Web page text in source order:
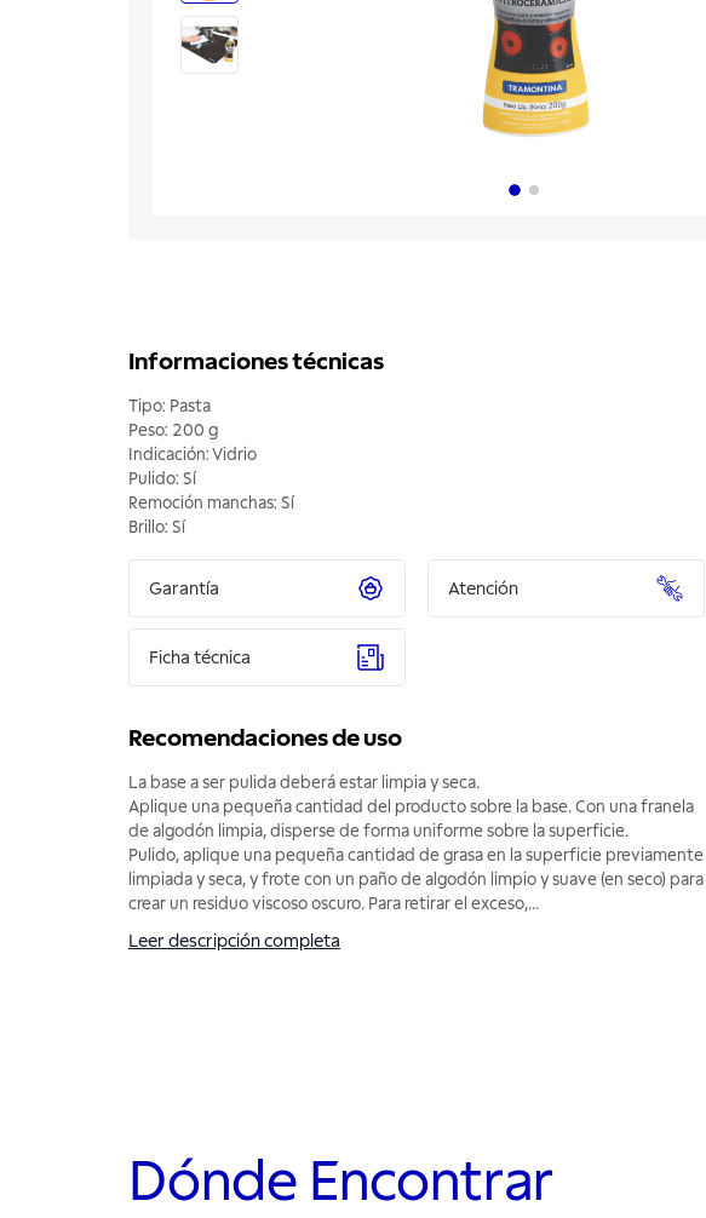
Informaciones técnicas
Tipo: Pasta
Peso: 200 g
Indicación: Vidrio
Pulido: Sí
Remoción manchas: Sí
Brillo: Sí
Garantía Atención
Ficha técnica
Recomendaciones de uso
La base a ser pulida deberá estar limpia y seca.
Aplique una pequeña cantidad del producto sobre la base. Con una franela
de algodón limpia, disperse de forma uniforme sobre la superficie.
Pulido, aplique una pequeña cantidad de grasa en la superficie previamente
limpiada y seca, y frote con un paño de algodón limpio y suave (en seco) para
crear un residuo viscoso oscuro. Para retirar el exceso,...
Leer descripción completa
Dónde Encontrar